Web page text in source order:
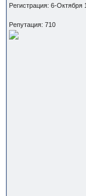
Регистрация: 6-Октября
Репутация: 710